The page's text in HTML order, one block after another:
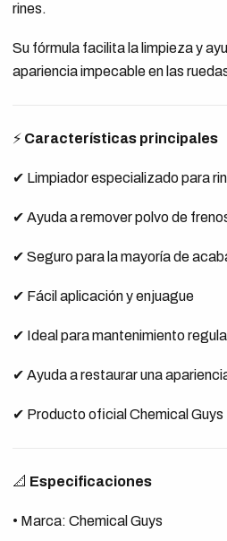
rines.
Su fórmula facilita la limpieza y
apariencia impecable en las
⚡ Características principales
✔ Limpiador especializado para
✔ Ayuda a remover polvo de
✔ Seguro para la mayoría de
✔ Fácil aplicación y enjuague
✔ Ideal para mantenimiento
✔ Ayuda a restaurar una
✔ Producto oficial Chemical Guys
📐 Especificaciones
• Marca: Chemical Guys